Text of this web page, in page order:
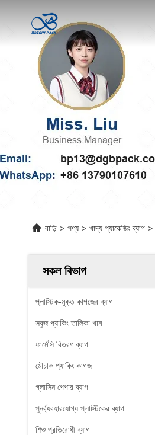
বাড়ি > পণ্য > খাদ্য প্যাকেজিং ব্যাগ >
সকল বিভাগ
প্লাস্টিক-মুক্ত কাগজের ব্যাগ
সবুজ প্যাকিং তালিকা খাম
ফার্মেসি বিতরণ ব্যাগ
মৌচাক প্যাকিং কাগজ
গ্লাসিন পেপার ব্যাগ
পুনর্ব্যবহারযোগ্য প্লাস্টিকের ব্যাগ
শিশু প্রতিরোধী ব্যাগ